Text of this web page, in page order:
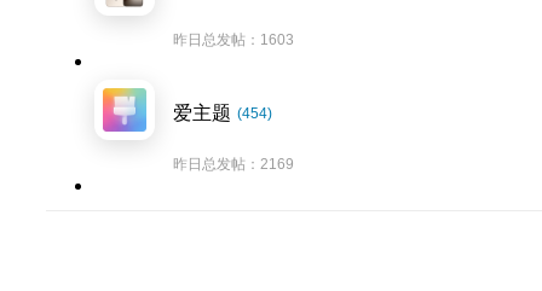
昨日总发帖：1603
爱主题 (454)
昨日总发帖：2169